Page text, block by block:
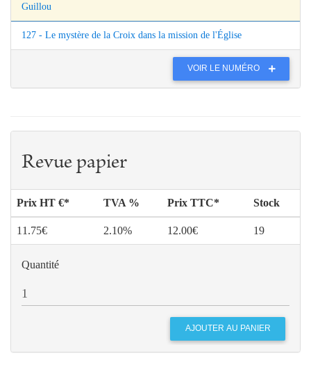
Guillou
127 - Le mystère de la Croix dans la mission de l'Église
VOIR LE NUMÉRO
Revue papier
Prix HT €* TVA % Prix TTC* Stock
11.75€ 2.10% 12.00€ 19
Quantité